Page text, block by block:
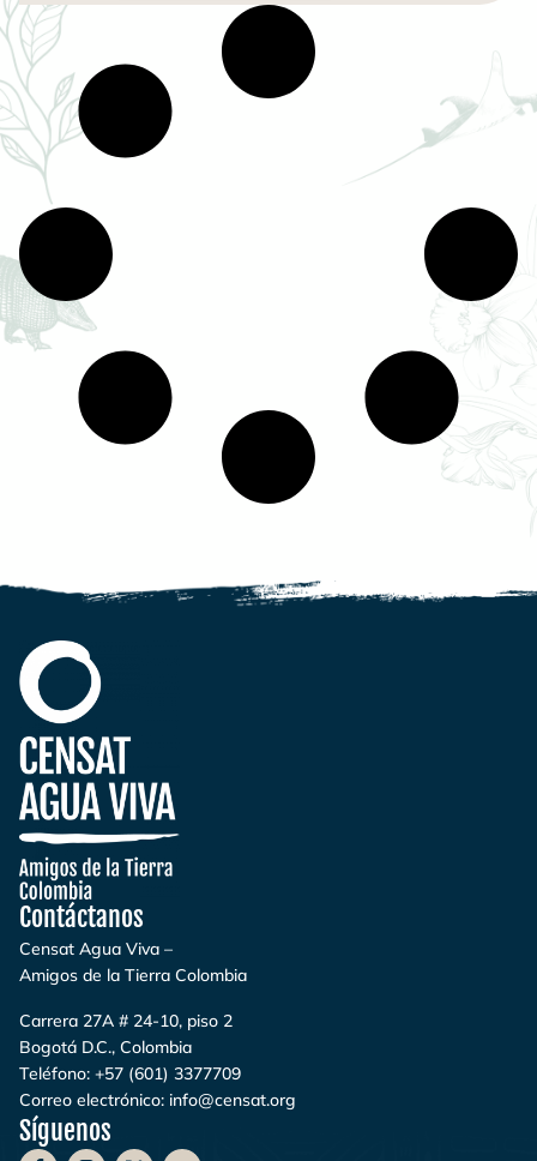
Contáctanos
Censat Agua Viva –
Amigos de la Tierra Colombia
Carrera 27A # 24-10, piso 2
Bogotá D.C., Colombia
Teléfono: +57 (601) 3377709
Correo electrónico: info@censat.org
Síguenos